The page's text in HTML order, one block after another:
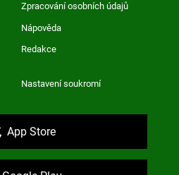
Zpracování osobních údajů
Nápověda
Redakce
Nastavení soukromí
App Store